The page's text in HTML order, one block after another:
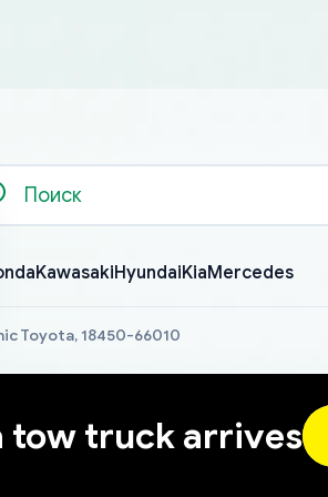
KawasakiHyundaiKiaMercedes
Toyota, 18450-66010
tow truck arrives